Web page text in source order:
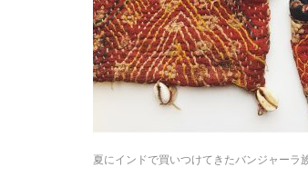
夏にインドで買いつけてきたバンジャーラ